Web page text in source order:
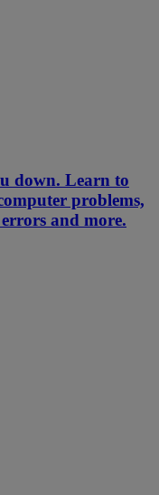
down. Learn to
problems,
and more.